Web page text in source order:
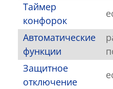
Таймер
конфорок
Автоматические
функции
Защитное
отключение